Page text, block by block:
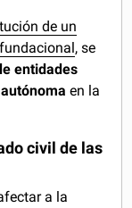
de un
, se
entidades
en la
civil de las
a la